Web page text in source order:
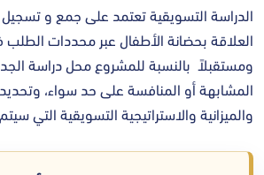
الدراسة التسويقية تعتمد على جمع و تسجيل
العلاقة بحضانة الأطفال عبر محددات
ومستقبلاً بالنسبة للمشروع محل دراسة
المشابهة أو المنافسة على حد سواء،
والميزانية والاستراتيجية التسويقية التي